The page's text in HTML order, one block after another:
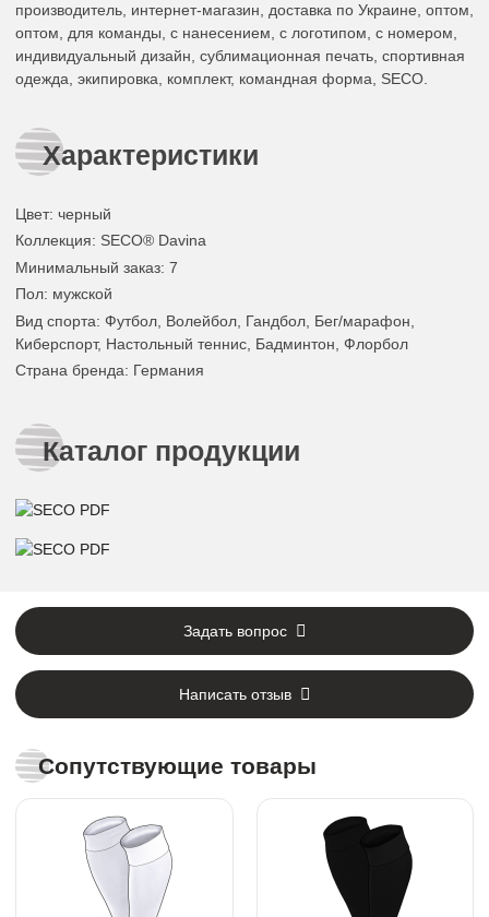
производитель, интернет-магазин, доставка по Украине, оптом,
оптом, для команды, с нанесением, с логотипом, с номером,
индивидуальный дизайн, сублимационная печать, спортивная
одежда, экипировка, комплект, командная форма, SECO.
Характеристики
Цвет: черный
Коллекция: SECO® Davina
Минимальный заказ: 7
Пол: мужской
Вид спорта: Футбол, Волейбол, Гандбол, Бег/марафон,
Киберспорт, Настольный теннис, Бадминтон, Флорбол
Страна бренда: Германия
Каталог продукции
Задать вопрос
Написать отзыв
Сопутствующие товары